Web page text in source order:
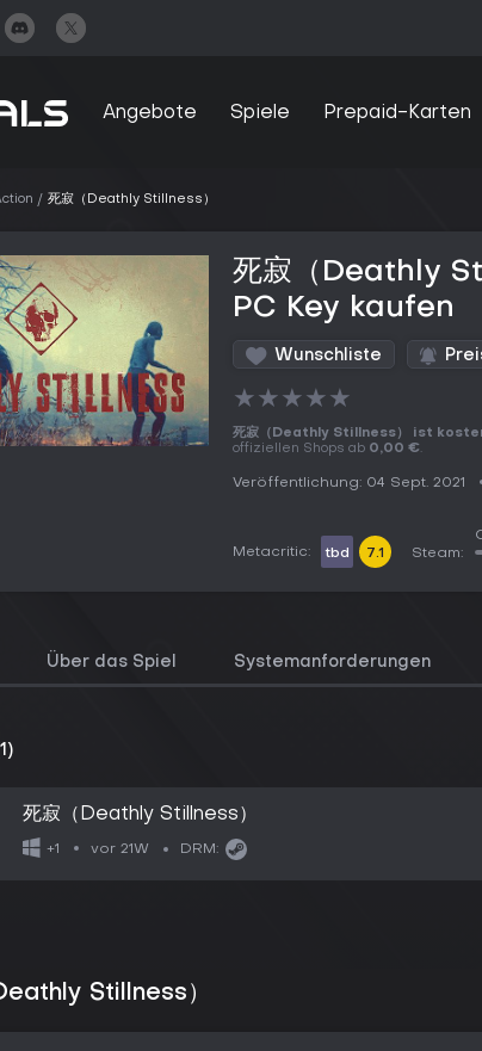
Angebote Spiele Prepaid-Karten
死寂（Deathly Stillness）
死寂（Deathly
PC Key kaufen
Wunschliste
★★★★★
死寂（Deathly Stillness） ist
offiziellen Shops ab 0,00 €.
Veröffentlichung: 04 Sept. 2021
Metacritic: tbd 7.1 Steam:
Über das Spiel Systemanforderungen
死寂（Deathly Stillness）
+1 vor 21W DRM:
Stillness）